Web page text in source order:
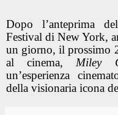
Dopo l’anteprima
Festival di New York,
un giorno, il prossimo
al cinema,
Miley
un’esperienza
della visionaria icona